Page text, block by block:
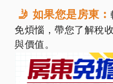
🤳 如果您是房東︰
免煩惱，帶您了解稅
與價值。